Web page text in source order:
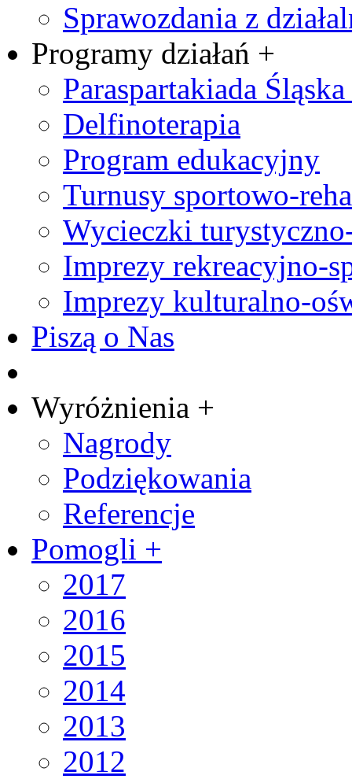
Sprawozdania z
Programy działań +
Paraspartakiada
Delfinoterapia
Program edukacyjny
Turnusy sportowo-
Wycieczki
Imprezy rekreacyjno-
Imprezy kulturalno-
Piszą o Nas
Wyróżnienia +
Nagrody
Podziękowania
Referencje
Pomogli +
2017
2016
2015
2014
2013
2012